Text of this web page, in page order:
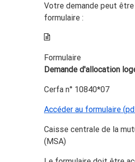
Votre demande peut
formulaire :
Formulaire
Demande d'allocation
Cerfa n° 10840*07
Accéder au formulaire
Caisse centrale de la
(MSA)